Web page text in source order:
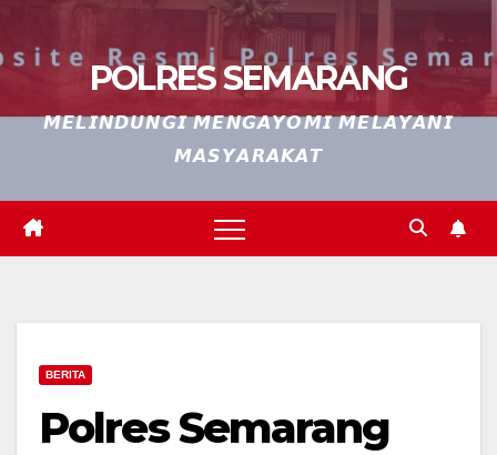
POLRES SEMARANG
𝙈𝙀𝙇𝙄𝙉𝘿𝙐𝙉𝙂𝙄 𝙈𝙀𝙉𝙂𝘼𝙔𝙊𝙈𝙄 𝙈𝙀𝙇𝘼𝙔𝘼𝙉𝙄
𝙈𝘼𝙎𝙔𝘼𝙍𝘼𝙆𝘼𝙏
BERITA
Polres Semarang